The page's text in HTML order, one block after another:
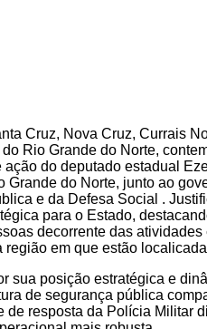
Cruz, Nova Cruz, Currais
Rio Grande do Norte,
ação do deputado estadual
Grande do Norte, junto ao
e da Defesa Social .
para o Estado,
decorrente das
em que estão
sua posição estratégica e
de segurança pública
de resposta da Polícia Militar